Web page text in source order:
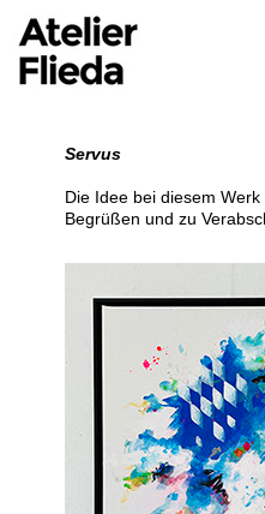
Servus
Die Idee bei diesem Werk
Begrüßen und zu